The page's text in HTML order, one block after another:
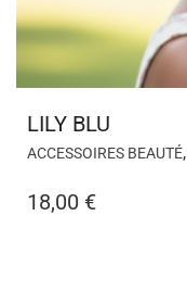
LILY BLU
ACCESSOIRES BEAUTÉ,
18,00 €